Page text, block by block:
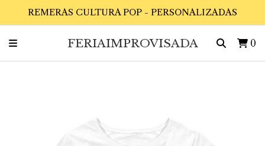
REMERAS CULTURA POP - PERSONALIZADAS
FERIAIMPROVISADA 0